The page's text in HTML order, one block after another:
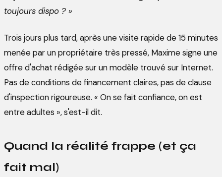
toujours dispo ? »
Trois jours plus tard, après une visite rapide de 15 minutes
menée par un propriétaire très pressé, Maxime signe une
offre d'achat rédigée sur un modèle trouvé sur Internet.
Pas de conditions de financement claires, pas de clause
d'inspection rigoureuse. « On se fait confiance, on est
entre adultes », s'est-il dit.
Quand la réalité frappe (et ça
fait mal)